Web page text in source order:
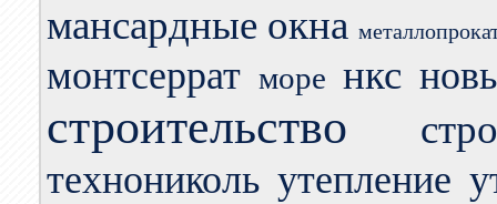
мансардные окна
монтсеррат море нкс
строительство
технониколь утепление